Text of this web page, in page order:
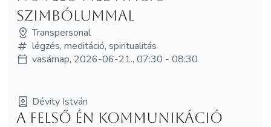
SZIMBÓLUMMAL
Transpersonal
légzés, meditáció, spiritualitás
vasárnap, 2026-06-21., 07:30 - 08:30
Dévity István
A Felső Én kommunikáció